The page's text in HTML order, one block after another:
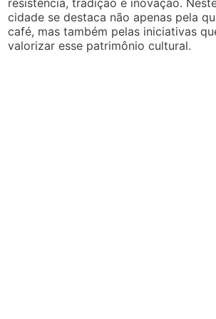
cidade se destaca não apenas pela
café, mas também pelas iniciativas
valorizar esse patrimônio cultural.